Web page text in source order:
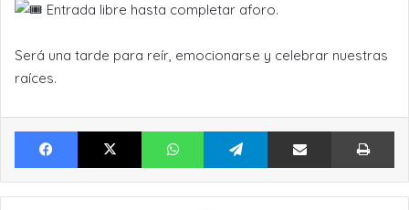
Entrada libre hasta completar aforo.
Será una tarde para reír, emocionarse y celebrar nuestras
raíces.
Facebook X WhatsApp Telegram Compartir por Email